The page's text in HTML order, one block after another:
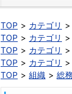
TOP カテゴリ
TOP
カテゴリ
TOP
カテゴリ
TOP
カテゴリ
TOP
組織 総